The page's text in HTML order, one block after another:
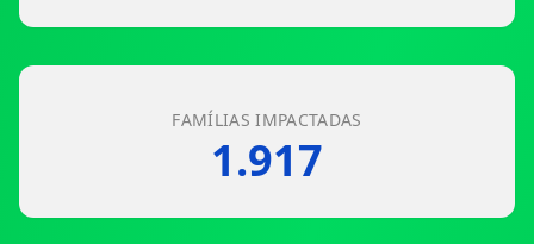
FAMÍLIAS IMPACTADAS
1.917